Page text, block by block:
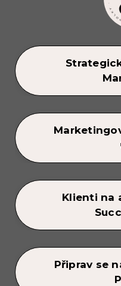
Klienti na
Připrav se